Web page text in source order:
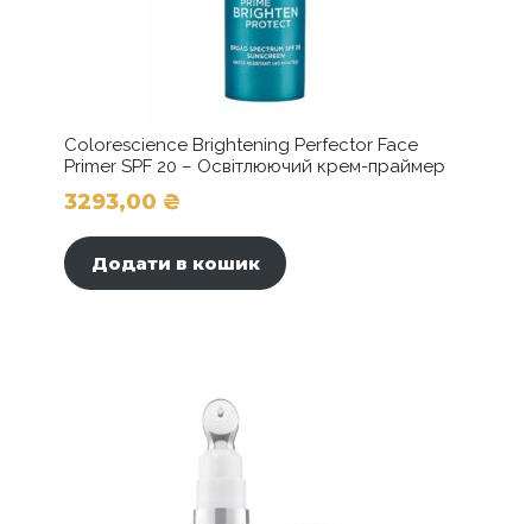
Colorescience Brightening Perfector Face
Primer SPF 20 – Освітлюючий крем-праймер
3293,00 ₴
Додати в кошик